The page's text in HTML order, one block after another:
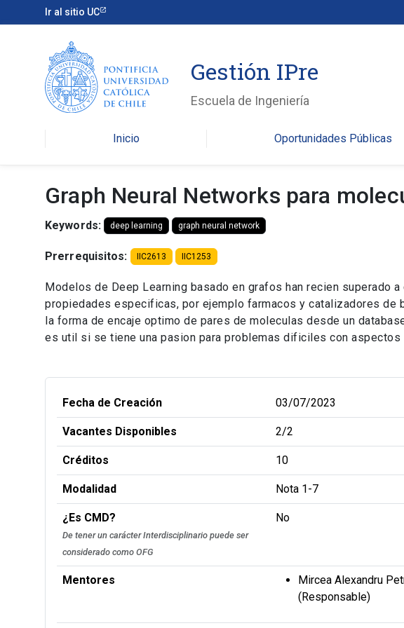
Ir al sitio UC
Gestión IPre
Escuela de Ingeniería
Inicio Oportunidades Públicas
Graph Neural Networks para
Keywords: deep learning graph neural network
Prerrequisitos: IIC2613 IIC1253
Modelos de Deep Learning basado en grafos han recien superado
propiedades especificas, por ejemplo farmacos y catalizadores de
la forma de encaje optimo de pares de moleculas desde un
es util si se tiene una pasion para problemas dificiles con
Fecha de Creación 03/07/2023
Vacantes Disponibles 2/2
Créditos 10
Modalidad Nota 1-7
¿Es CMD?
De tener un carácter Interdisciplinario puede ser
considerado como OFG
No
Mentores
Mircea Alexandru
(Responsable)